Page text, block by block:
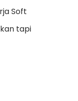
Soft
tapi